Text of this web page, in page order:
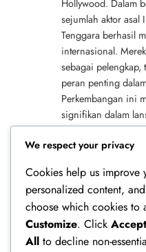
Hollywood. Dalam
sejumlah aktor asal
Tenggara berhasil
internasional.
sebagai
peran penting
Perkembangan ini
signifikan dalam
Hollywood yang
semakin terbuka
We respect your privacy
Cookies help us improve
personalized content,
choose which cookies to
Customize. Click
All to decline non-